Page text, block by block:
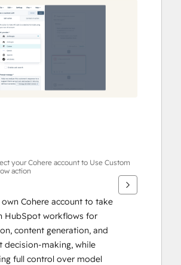
your Cohere account to Use Custom
action
own Cohere account to take
HubSpot workflows for
content generation, and
decision-making, while
full control over model